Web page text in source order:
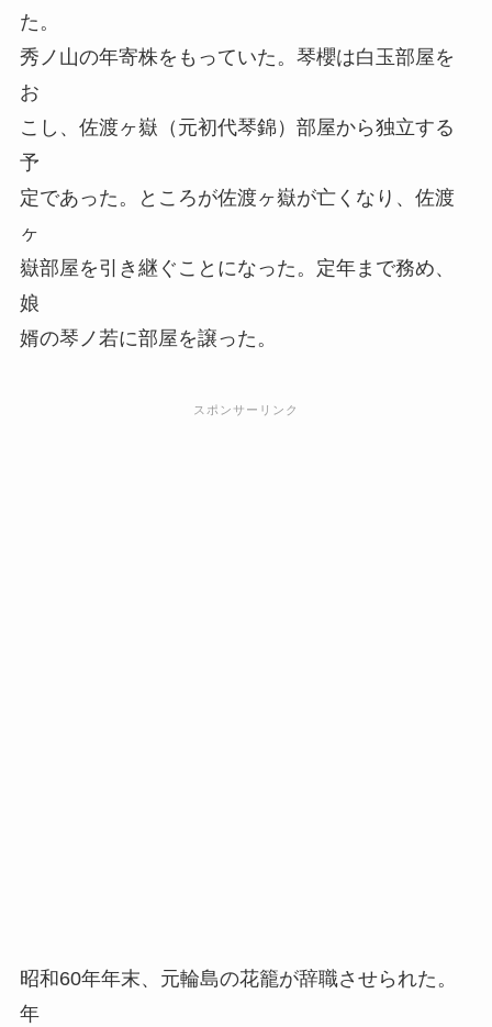
た。
秀ノ山の年寄株をもっていた。琴櫻は白玉部屋を
お
こし、佐渡ヶ嶽（元初代琴錦）部屋から独立する
予
定であった。ところが佐渡ヶ嶽が亡くなり、佐渡
ヶ
嶽部屋を引き継ぐことになった。定年まで務め、
娘
婿の琴ノ若に部屋を譲った。
スポンサーリンク
昭和60年年末、元輪島の花籠が辞職させられた。
年